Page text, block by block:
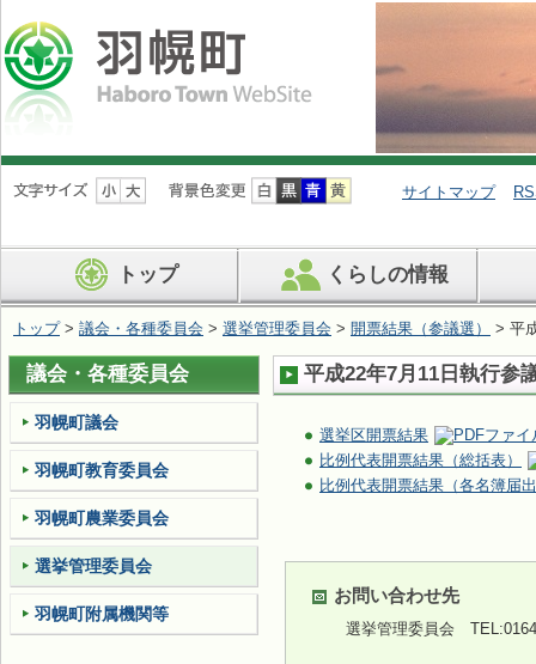
ナ
ビ
ン
を
ば
す
サイトマップ
トップ くらしの情報
トップ> 議会・各種委員会 > 選挙管理委員会 > 開票結果（参議選） > 平
平成22年7月11日執行参
選挙区開票結果
比例代表開票結果（総括表）
比例代表開票結果（各名簿届
お問い合わせ先
選挙管理委員会
議会・各種委員会
羽幌町議会
羽幌町教育委員会
羽幌町農業委員会
選挙管理委員会
羽幌町附属機関等